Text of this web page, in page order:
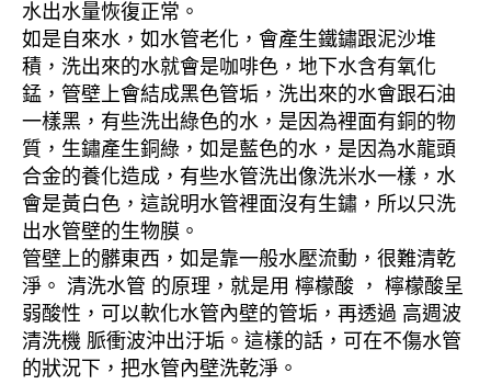
水出水量恢復正常。
如是自來水，如水管老化，會產生鐵鏽跟泥沙堆
積，洗出來的水就會是咖啡色，地下水含有氧化
錳，管壁上會結成黑色管垢，洗出來的水會跟石油
一樣黑，有些洗出綠色的水，是因為裡面有銅的物
質，生鏽產生銅綠，如是藍色的水，是因為水龍頭
合金的養化造成，有些水管洗出像洗米水一樣，水
會是黃白色，這說明水管裡面沒有生鏽，所以只洗
出水管壁的生物膜。
管壁上的髒東西，如是靠一般水壓流動，很難清乾
淨。 清洗水管 的原理，就是用 檸檬酸 ， 檸檬酸呈
弱酸性，可以軟化水管內壁的管垢，再透過 高週波
清洗機 脈衝波沖出汙垢。這樣的話，可在不傷水管
的狀況下，把水管內壁洗乾淨。